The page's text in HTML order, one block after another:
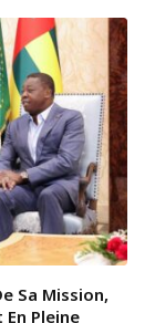
Sa Mission,
Pleine